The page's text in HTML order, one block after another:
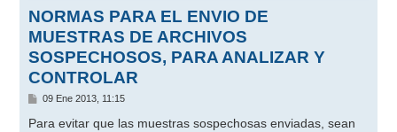
NORMAS PARA EL ENVIO DE
MUESTRAS DE ARCHIVOS
SOSPECHOSOS, PARA ANALIZAR Y
CONTROLAR
M
n
09 Ene 2013, 11:15
Para evitar que las muestras sospechosas enviadas, sean